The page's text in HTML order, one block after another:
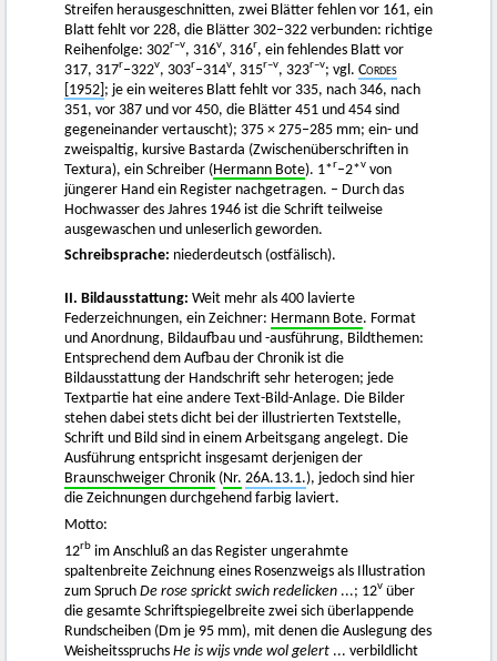
Streifen herausgeschnitten, zwei Blätter fehlen vor 161, ein
Blatt fehlt vor 228, die Blätter 302–322 verbunden: richtige
Reihenfolge: 302r–v, 316v, 316r, ein fehlendes Blatt vor
317, 317r–322v, 303r–314v, 315r–v, 323r–v; vgl. Cordes
[1952] ; je ein weiteres Blatt fehlt vor 335, nach 346, nach
351, vor 387 und vor 450, die Blätter 451 und 454 sind
gegeneinander vertauscht); 375 × 275–285 mm; ein- und
zweispaltig, kursive Bastarda (Zwischenüberschriften in
Textura), ein Schreiber (Hermann Bote). 1*r–2*v von
jüngerer Hand ein Register nachgetragen. – Durch das
Hochwasser des Jahres 1946 ist die Schrift teilweise
ausgewaschen und unleserlich geworden.
Schreibsprache: niederdeutsch (ostfälisch).
II. Bildausstattung: Weit mehr als 400 lavierte
Federzeichnungen, ein Zeichner: Hermann Bote. Format
und Anordnung, Bildaufbau und -ausführung, Bildthemen:
Entsprechend dem Aufbau der Chronik ist die
Bildausstattung der Handschrift sehr heterogen; jede
Textpartie hat eine andere Text-Bild-Anlage. Die Bilder
stehen dabei stets dicht bei der illustrierten Textstelle,
Schrift und Bild sind in einem Arbeitsgang angelegt. Die
Ausführung entspricht insgesamt derjenigen der
Braunschweiger Chronik (Nr. 26A.13.1.), jedoch sind hier
die Zeichnungen durchgehend farbig laviert.
Motto:
12rb im Anschluß an das Register ungerahmte
spaltenbreite Zeichnung eines Rosenzweigs als Illustration
zum Spruch De rose sprickt swich redelicken ...; 12v über
die gesamte Schriftspiegelbreite zwei sich überlappende
Rundscheiben (Dm je 95 mm), mit denen die Auslegung des
Weisheitsspruchs He is wijs vnde wol gelert ... verbildlicht